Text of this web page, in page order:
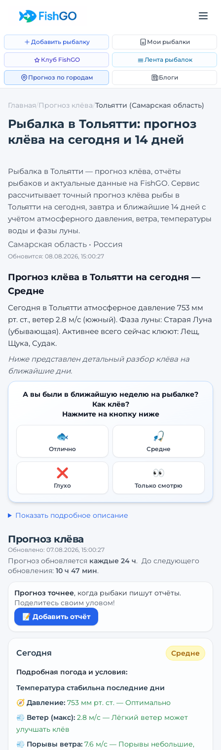
Добавить рыбалку Мои рыбалки
Клуб FishGO Лента рыбалок
Прогноз по городам Блоги
Главная/Прогноз клёва/Тольятти (Самарская область)
Рыбалка в Тольятти: прогноз
клёва на сегодня и 14 дней
Рыбалка в Тольятти — прогноз клёва, отчёты
рыбаков и актуальные данные на FishGO. Сервис
рассчитывает точный прогноз клёва рыбы в
Тольятти на сегодня, завтра и ближайшие 14 дней с
учётом атмосферного давления, ветра, температуры
воды и фазы луны.
Самарская область • Россия
Обновится: 08.08.2026, 15:00:27
Прогноз клёва в Тольятти на сегодня —
Средне
Сегодня в Тольятти атмосферное давление 753 мм
рт. ст., ветер 2.8 м/с (южный). Фаза луны: Старая Луна
(убывающая). Активнее всего сейчас клюют: Лещ,
Щука, Судак.
Ниже представлен детальный разбор клёва на
ближайшие дни.
А вы были в ближайшую неделю на рыбалке?
Как клёв?
Нажмите на кнопку ниже
🐟
Отлично
🎣
Средне
❌
Глухо
👀
Только смотрю
Показать подробное описание
Прогноз клёва
Обновлено: 07.08.2026, 15:00:27
Прогноз обновляется каждые 24 ч. До следующего
обновления: 10 ч 47 мин.
Прогноз точнее, когда рыбаки пишут отчёты.
Поделитесь своим уловом!
📝 Добавить отчёт
Сегодня Средне
Подробная погода и условия:
Температура стабильна последние дни
🧭 Давление: 753 мм рт. ст. — Оптимально
💨 Ветер (макс): 2.8 м/с — Лёгкий ветер может
улучшать клёв
💨 Порывы ветра: 7.6 м/с — Порывы небольшие,